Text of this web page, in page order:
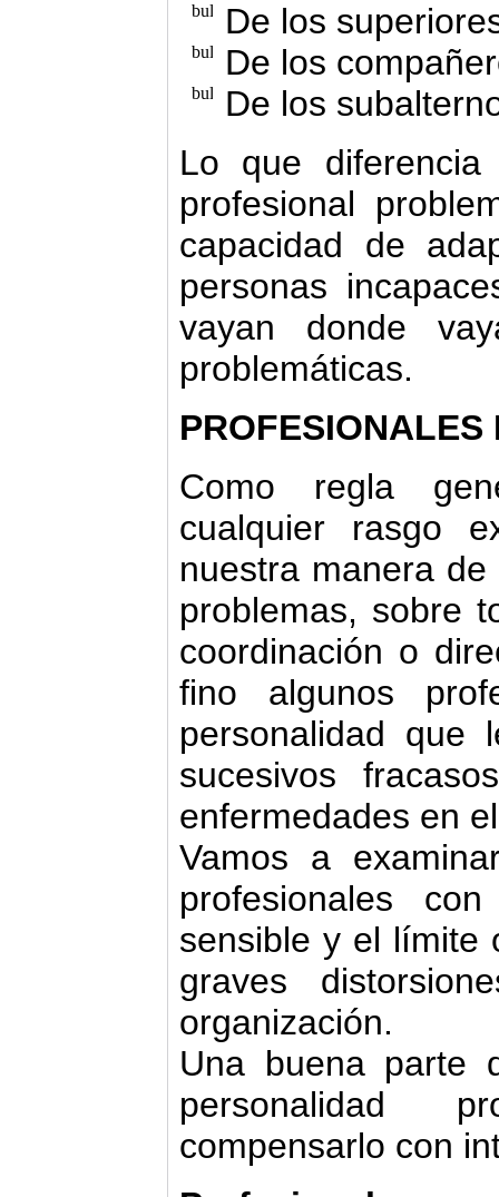
De los
De los
De los
Lo que
profesional
capacidad de
personas
vayan donde
problemáticas.
Como regla
cualquier rasgo
nuestra manera
problemas, sobre
coordinación o
fino algunos
personalidad que
sucesivos
enfermedades en
Vamos a
profesionales
sensible y el límite
graves
organización.
Una buena parte
personalidad
compensarlo con